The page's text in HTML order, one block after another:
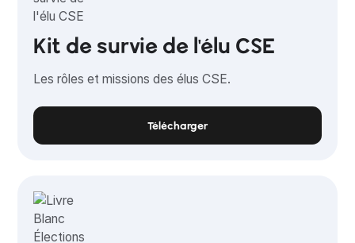
Kit de survie de l'élu CSE
Les rôles et missions des élus CSE.
Télécharger